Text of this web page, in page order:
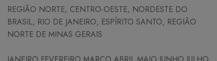
REGIÃO NORTE, CENTRO-OESTE, NORDESTE DO
BRASIL, RIO DE JANEIRO, ESPÍRITO SANTO, REGIÃO
NORTE DE MINAS GERAIS